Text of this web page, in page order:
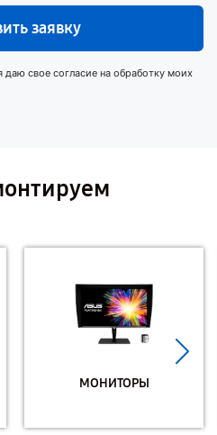
заявку
свое согласие на обработку моих
МОНИТОРЫ